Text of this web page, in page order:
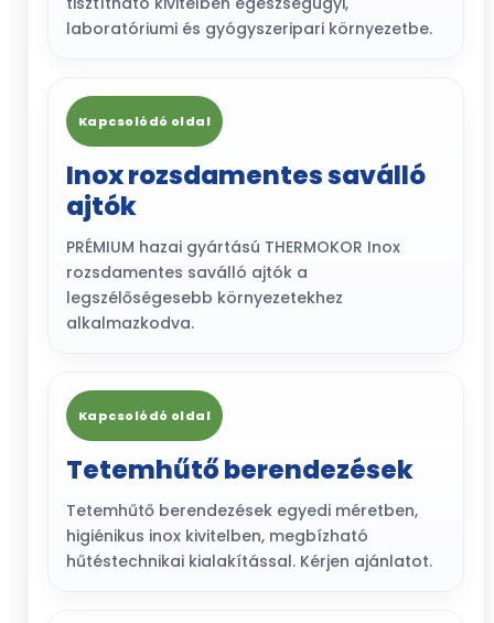
laboratóriumi és gyógyszeripari környezetbe.
Kapcsolódó oldal
Inox rozsdamentes saválló
ajtók
PRÉMIUM hazai gyártású THERMOKOR Inox
rozsdamentes saválló ajtók a
legszélőségesebb környezetekhez
alkalmazkodva.
Kapcsolódó oldal
Tetemhűtő berendezések
Tetemhűtő berendezések egyedi méretben,
higiénikus inox kivitelben, megbízható
hűtéstechnikai kialakítással. Kérjen ajánlatot.